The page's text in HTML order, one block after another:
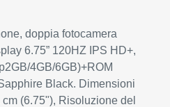
doppia fotocamera
6.75” 120HZ IPS HD+,
4GB/6GB)+ROM
Black. Dimensioni
(6.75"), Risoluzione del